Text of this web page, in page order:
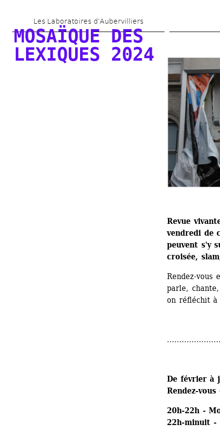
to
main
content
Les Laboratoires d’Aubervilliers
MOSAÏQUE DES
LEXIQUES 2024
Revue
vendredi de
peuvent s'y
croisée,
Rendez-vous
parle,
on réfléchit à
De février à
Rendez-
20h-22h -
22h-minuit -